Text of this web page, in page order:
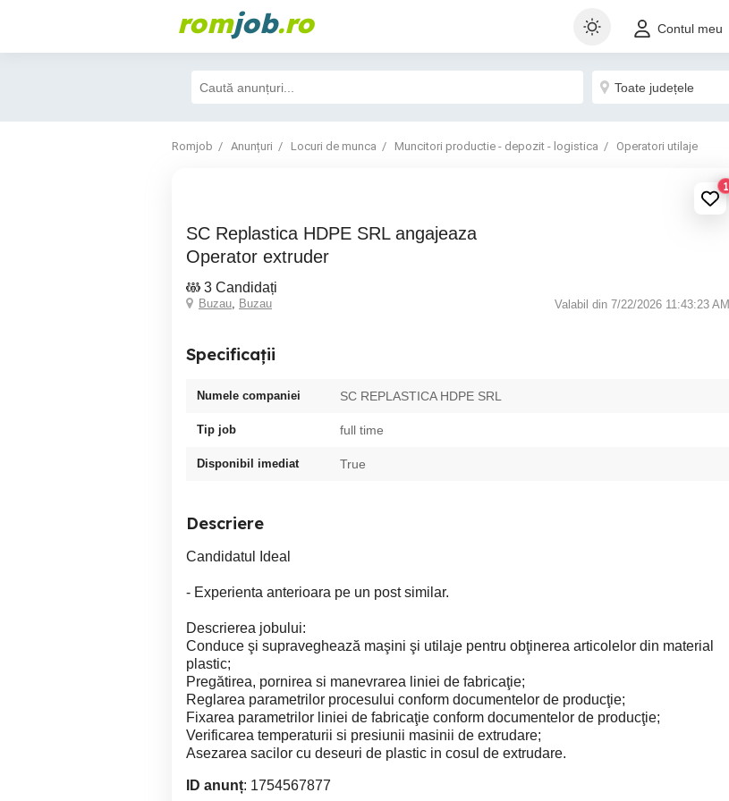
romjob.ro Contul meu
Romjob Anunțuri Locuri de munca Muncitori productie - depozit - logistica Operatori utilaje
1
SC Replastica HDPE SRL angajeaza
Operator extruder
3 Candidați
Buzau, Buzau Valabil din 7/22/2026 11:43:23 AM
Specificații
Numele companiei SC REPLASTICA HDPE SRL
Tip job full time
Disponibil imediat True
Descriere
Candidatul Ideal
- Experienta anterioara pe un post similar.
Descrierea jobului:
Conduce şi supraveghează maşini şi utilaje pentru obţinerea articolelor din material
plastic;
Pregătirea, pornirea si manevrarea liniei de fabricaţie;
Reglarea parametrilor procesului conform documentelor de producţie;
Fixarea parametrilor liniei de fabricaţie conform documentelor de producţie;
Verificarea temperaturii si presiunii masinii de extrudare;
Asezarea sacilor cu deseuri de plastic in cosul de extrudare.
ID anunț: 1754567877